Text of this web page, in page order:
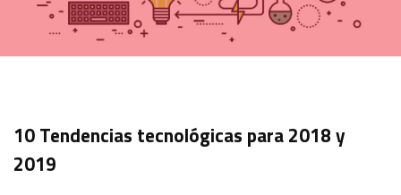
10 Tendencias tecnológicas para 2018 y
2019